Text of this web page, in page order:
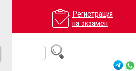
Регистрация
на экзамен